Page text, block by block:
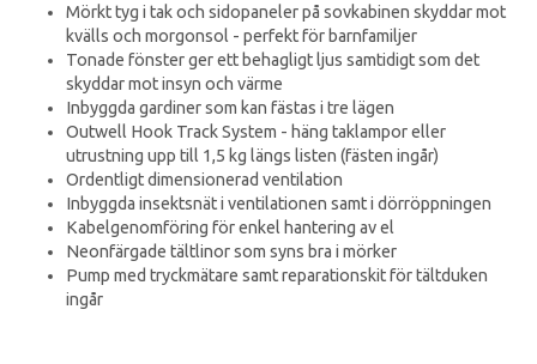
Mörkt tyg i tak och sidopaneler på sovkabinen skyddar mot
kvälls och morgonsol - perfekt för barnfamiljer
Tonade fönster ger ett behagligt ljus samtidigt som det
skyddar mot insyn och värme
Inbyggda gardiner som kan fästas i tre lägen
Outwell Hook Track System - häng taklampor eller
utrustning upp till 1,5 kg längs listen (fästen ingår)
Ordentligt dimensionerad ventilation
Inbyggda insektsnät i ventilationen samt i dörröppningen
Kabelgenomföring för enkel hantering av el
Neonfärgade tältlinor som syns bra i mörker
Pump med tryckmätare samt reparationskit för tältduken
ingår